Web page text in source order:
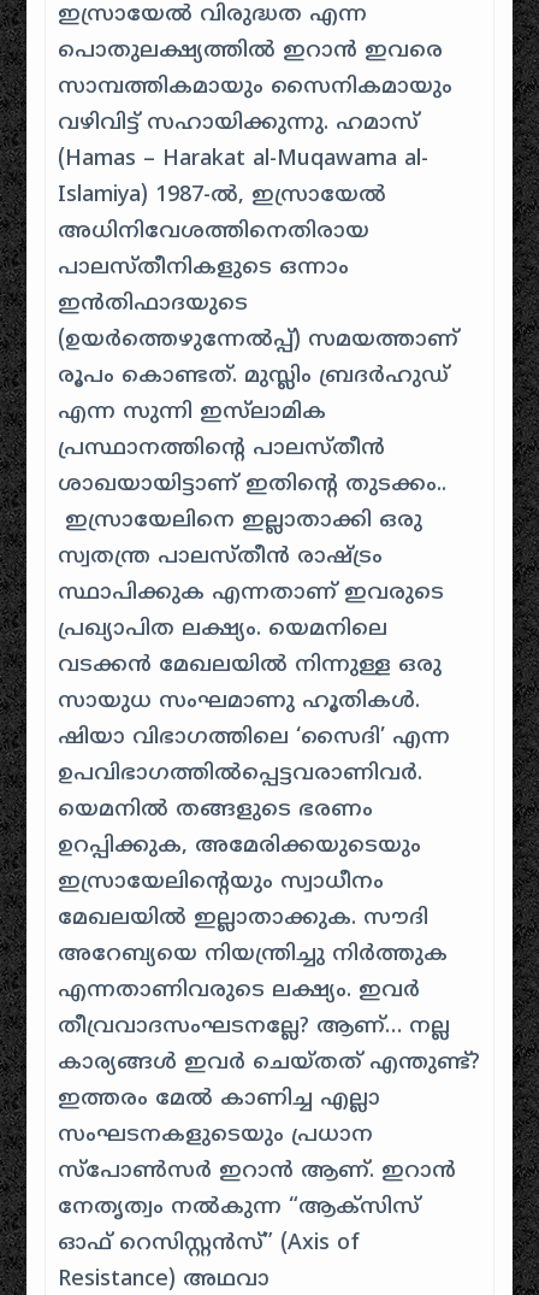
ഇസ്രായേൽ വിരുദ്ധത എന്ന
പൊതുലക്ഷ്യത്തിൽ ഇറാൻ ഇവരെ
സാമ്പത്തികമായും സൈനികമായും
വഴിവിട്ട് സഹായിക്കുന്നു. ഹമാസ്
(Hamas – Harakat al-Muqawama al-
Islamiya) 1987-ൽ, ഇസ്രായേൽ
അധിനിവേശത്തിനെതിരായ
പാലസ്തീനികളുടെ ഒന്നാം
ഇൻതിഫാദയുടെ
(ഉയർത്തെഴുന്നേൽപ്പ്) സമയത്താണ്
രൂപം കൊണ്ടത്. മുസ്ലിം ബ്രദർഹുഡ്
എന്ന സുന്നി ഇസ്‌ലാമിക
പ്രസ്ഥാനത്തിന്റെ പാലസ്തീൻ
ശാഖയായിട്ടാണ് ഇതിന്റെ തുടക്കം..
ഇസ്രായേലിനെ ഇല്ലാതാക്കി ഒരു
സ്വതന്ത്ര പാലസ്തീൻ രാഷ്ട്രം
സ്ഥാപിക്കുക എന്നതാണ് ഇവരുടെ
പ്രഖ്യാപിത ലക്ഷ്യം. യെമനിലെ
വടക്കൻ മേഖലയിൽ നിന്നുള്ള ഒരു
സായുധ സംഘമാണു ഹൂതികൾ.
ഷിയാ വിഭാഗത്തിലെ ‘സൈദി’ എന്ന
ഉപവിഭാഗത്തിൽപ്പെട്ടവരാണിവർ.
യെമനിൽ തങ്ങളുടെ ഭരണം
ഉറപ്പിക്കുക, അമേരിക്കയുടെയും
ഇസ്രായേലിന്റെയും സ്വാധീനം
മേഖലയിൽ ഇല്ലാതാക്കുക. സൗദി
അറേബ്യയെ നിയന്ത്രിച്ചു നിർത്തുക
എന്നതാണിവരുടെ ലക്ഷ്യം. ഇവർ
തീവ്രവാദസംഘടനല്ലേ? ആണ്… നല്ല
കാര്യങ്ങൾ ഇവർ ചെയ്തത് എന്തുണ്ട്?
ഇത്തരം മേൽ കാണിച്ച എല്ലാ
സംഘടനകളുടെയും പ്രധാന
സ്പോൺസർ ഇറാൻ ആണ്. ഇറാൻ
നേതൃത്വം നൽകുന്ന “ആക്സിസ്
ഓഫ് റെസിസ്റ്റൻസ്” (Axis of
Resistance) അഥവാ